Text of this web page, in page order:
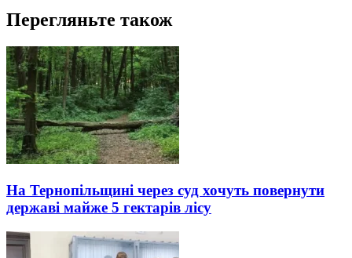
Перегляньте також
На Тернопільщині через суд хочуть повернути
державі майже 5 гектарів лісу